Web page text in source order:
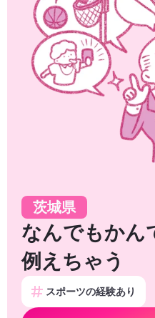
茨城県
なんでもかん
例えちゃう
スポーツの経験あり